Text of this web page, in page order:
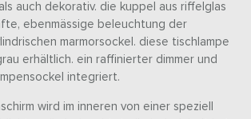
auch dekorativ. die kuppel aus riffelglas
ebenmässige beleuchtung der
marmorsockel. diese tischlampe
erhältlich. ein raffinierter dimmer und
integriert.
wird im inneren von einer speziell